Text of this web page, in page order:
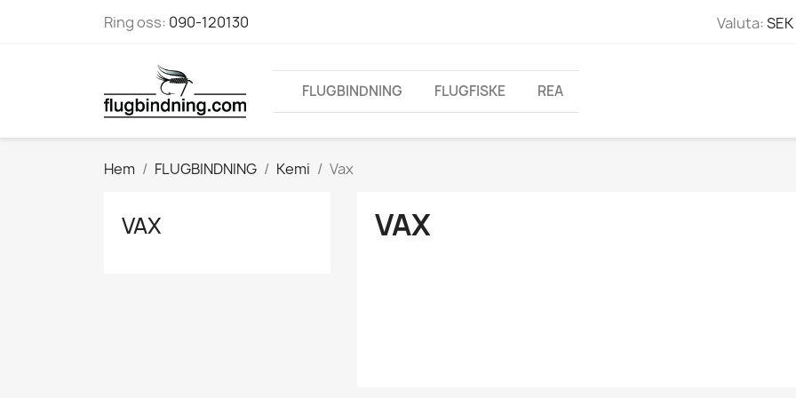
Ring oss: 090-120130 Valuta:
FLUGBINDNING FLUGFISKE REA
Hem FLUGBINDNING Kemi Vax
VAX VAX